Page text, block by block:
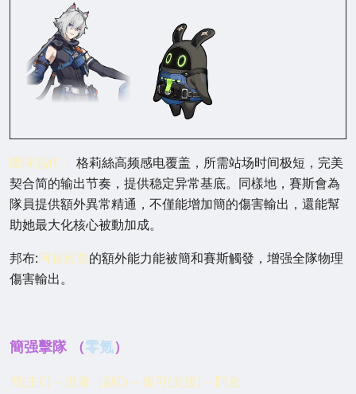
團隊協作： 格莉絲高频感电覆盖，所需站场时间极短，完美
契合简的输出节奏，提供稳定异常基底。同樣地，賽斯會為
隊員提供額外異常精通，不僅能增加簡的傷害輸出，還能幫
助她最大化核心被動加成。
邦布:阿崔巡查的額外能力能被簡和賽斯觸發，增强全隊物理
傷害輸出。
簡强擊隊 （零氪）
簡(主C) -- 派派（副C) -- 妮可(支援) -- 阿全